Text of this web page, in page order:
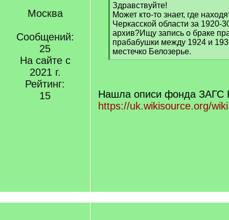
Москва
Сообщений:
25
На сайте с
2021 г.
Рейтинг:
15
[
q
]
Здравствуйте!
Может кто-то знает, где
Черкасской области за 1920-
архив?Ищу запись о браке
прабабушки между 1924 и
местечко Белозерье.
[
Нашла описи фонда ЗАГС
https://uk.wikisource.org/